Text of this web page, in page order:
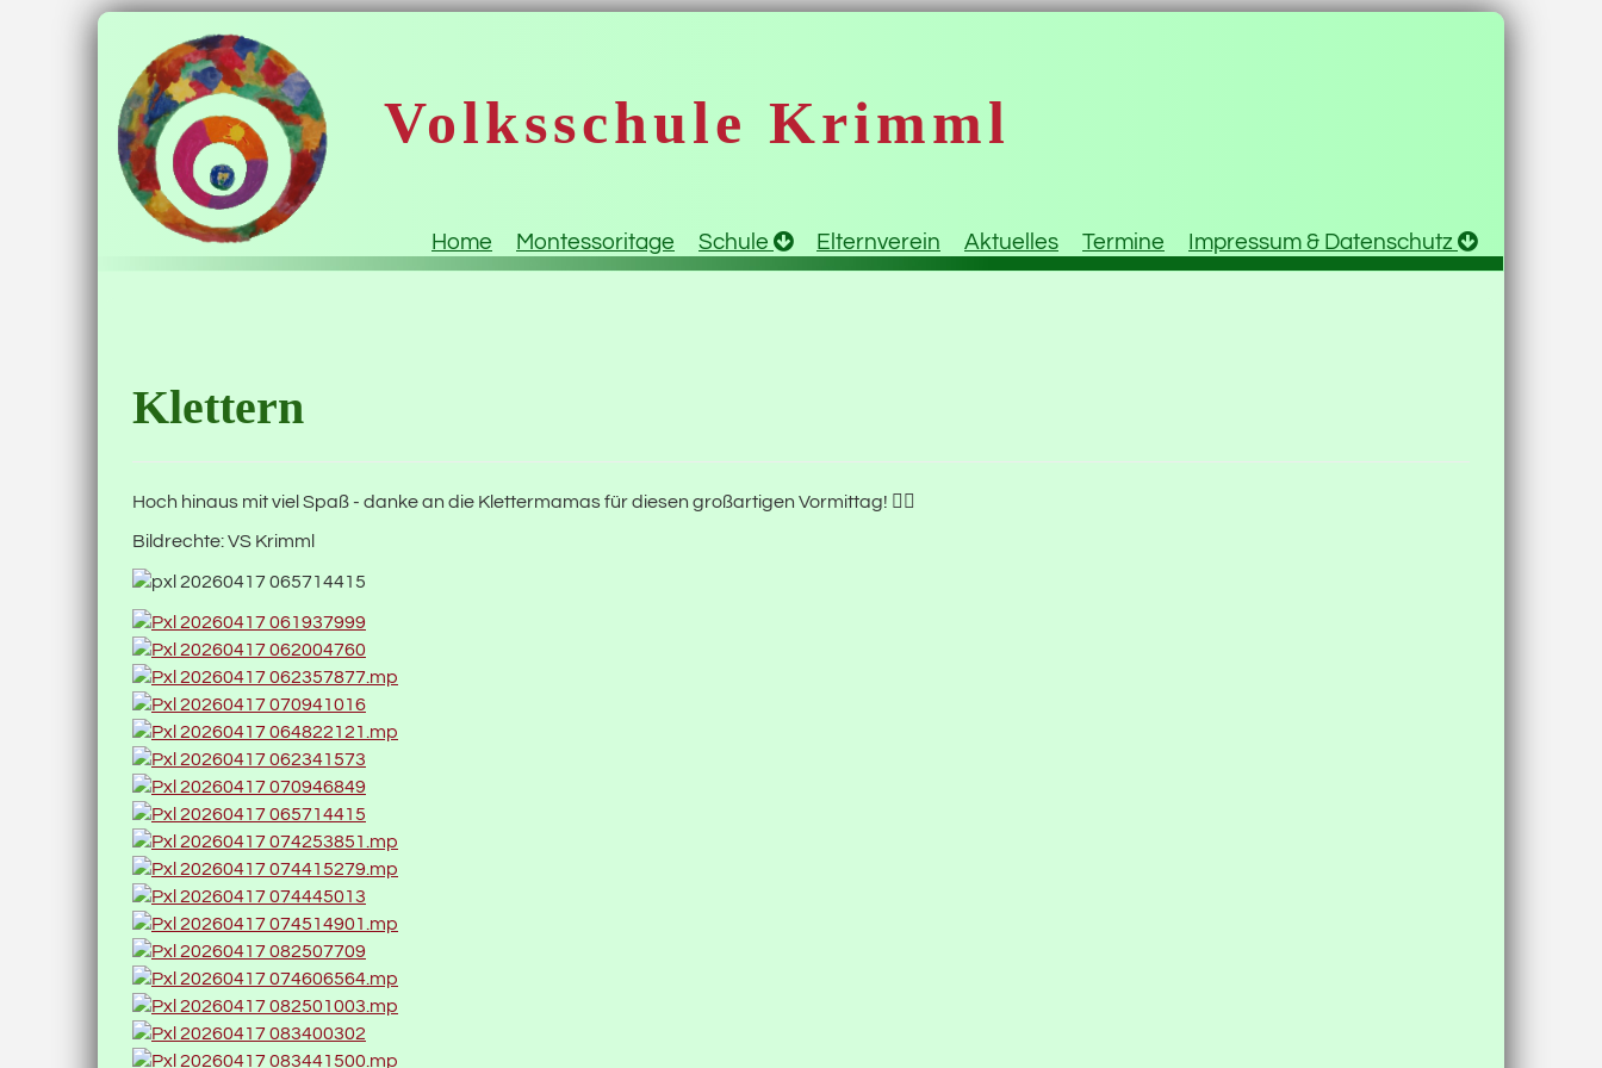
Volksschule Krimml
Home Montessoritage Schule Elternverein Aktuelles Termine Impressum & Datenschutz
Klettern
Hoch hinaus mit viel Spaß - danke an die Klettermamas für diesen großartigen Vormittag! 🧗‍♂️
Bildrechte: VS Krimml